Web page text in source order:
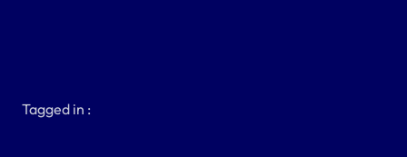
Tagged in :